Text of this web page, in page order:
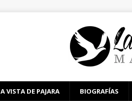
A VISTA DE PAJARA BIOGRAFÍAS